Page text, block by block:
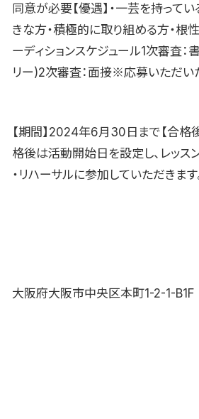
同意が必要【優遇】・一芸を持ってい
きな方・積極的に取り組める方・
ーディションスケジュール1次審査：
リー)2次審査：面接※応募いただい
【期間】2024年6月30日まで【合格
格後は活動開始日を設定し、レッス
・リハーサルに参加していただきます
大阪府大阪市中央区本町1-2-1-B1F